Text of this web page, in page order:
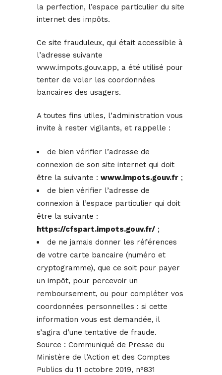
la perfection, l’espace particulier du site
internet des impôts.
Ce site frauduleux, qui était accessible à
l’adresse suivante
www.impots.gouv.app, a été utilisé pour
tenter de voler les coordonnées
bancaires des usagers.
A toutes fins utiles, l’administration vous
invite à rester vigilants, et rappelle :
de bien vérifier l’adresse de
connexion de son site internet qui doit
être la suivante : www.impots.gouv.fr ;
de bien vérifier l’adresse de
connexion à l’espace particulier qui doit
être la suivante :
https://cfspart.impots.gouv.fr/ ;
de ne jamais donner les références
de votre carte bancaire (numéro et
cryptogramme), que ce soit pour payer
un impôt, pour percevoir un
remboursement, ou pour compléter vos
coordonnées personnelles : si cette
information vous est demandée, il
s’agira d’une tentative de fraude.
Source : Communiqué de Presse du
Ministère de l’Action et des Comptes
Publics du 11 octobre 2019, n°831